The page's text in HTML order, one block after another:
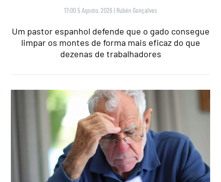
17:00 5 Agosto, 2026 | Rubén Gonçalves
Um pastor espanhol defende que o gado consegue
limpar os montes de forma mais eficaz do que
dezenas de trabalhadores